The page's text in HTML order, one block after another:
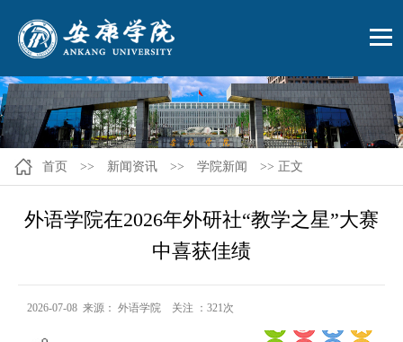
首页 >> 新闻资讯 >> 学院新闻 >> 正文
外语学院在2026年外研社“教学之星”大赛
中喜获佳绩
2026-07-08 来源： 外语学院 关注 ： 321次